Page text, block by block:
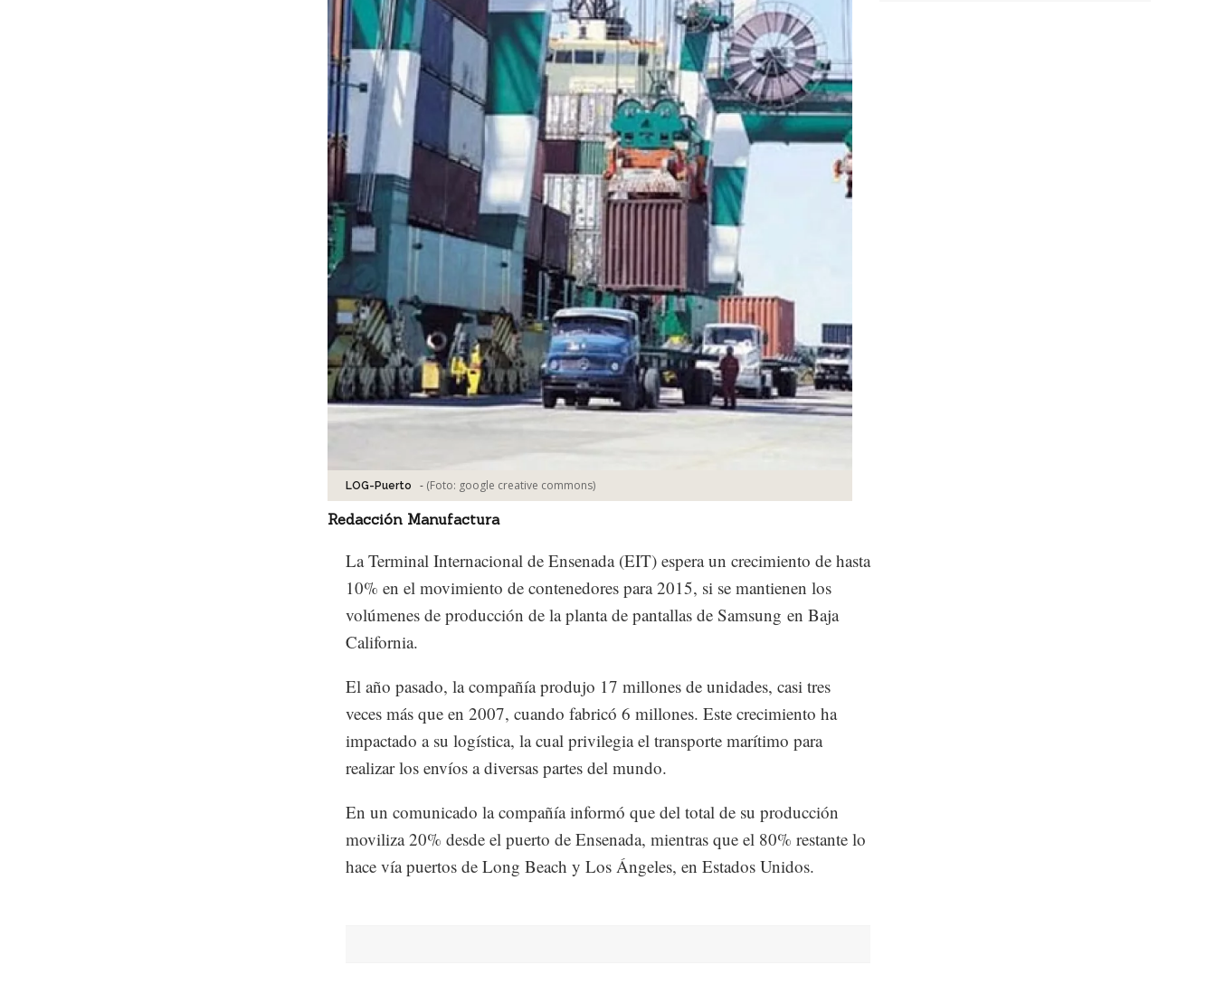
LOG-Puerto - (Foto: google creative commons)
Redacción Manufactura
La Terminal Internacional de Ensenada (EIT) espera un crecimiento de hasta
10% en el movimiento de contenedores para 2015, si se mantienen los
volúmenes de producción de la planta de pantallas de Samsung en Baja
California.
El año pasado, la compañía produjo 17 millones de unidades, casi tres
veces más que en 2007, cuando fabricó 6 millones. Este crecimiento ha
impactado a su logística, la cual privilegia el transporte marítimo para
realizar los envíos a diversas partes del mundo.
En un comunicado la compañía informó que del total de su producción
moviliza 20% desde el puerto de Ensenada, mientras que el 80% restante lo
hace vía puertos de Long Beach y Los Ángeles, en Estados Unidos.